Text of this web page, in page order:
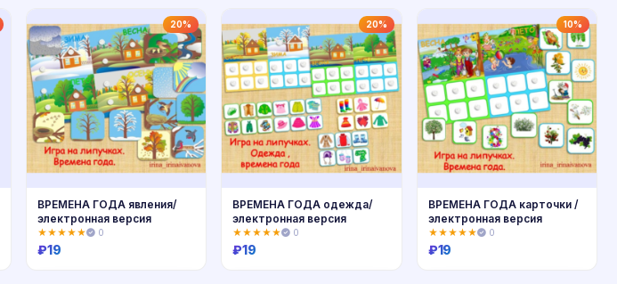
20%
ВРЕМЕНА ГОДА явления/
электронная версия
★★★★★ 0
₽19
20%
ВРЕМЕНА ГОДА одежда/
электронная версия
★★★★★ 0
₽19
10%
ВРЕМЕНА ГОДА карточки /
электронная версия
★★★★★ 0
₽19